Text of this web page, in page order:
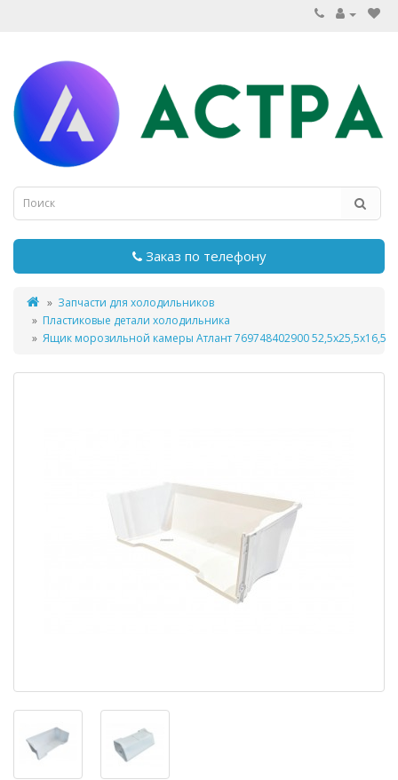
Заказ по телефону
Запчасти для холодильников
Пластиковые детали холодильника
Ящик морозильной камеры Атлант 769748402900 52,5х25,5x16,5